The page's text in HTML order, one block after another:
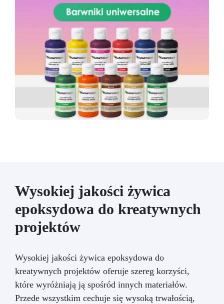
Wysokiej jakości żywica
epoksydowa do kreatywnych
projektów
Wysokiej jakości żywica epoksydowa do
kreatywnych projektów oferuje szereg korzyści,
które wyróżniają ją spośród innych materiałów.
Przede wszystkim cechuje się wysoką trwałością,